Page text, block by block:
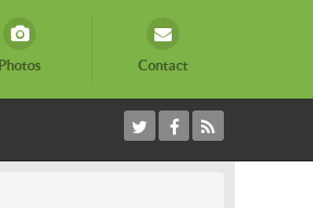
Photos Contact